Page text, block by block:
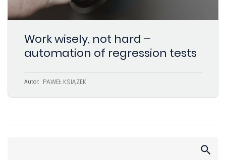
Work wisely, not hard –
automation of regression tests
Autor: PAWEŁ KSIĄŻEK